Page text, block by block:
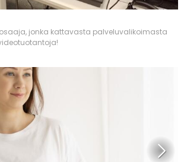
jonka kattavasta palveluvalikoimasta